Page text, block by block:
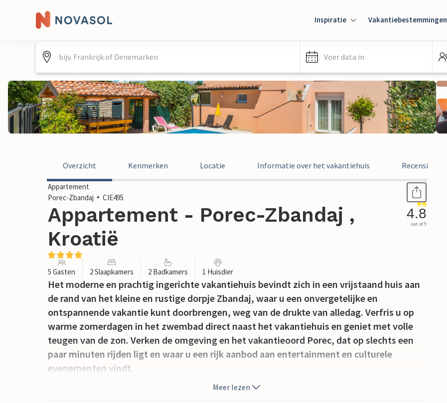
Inspiratie Vakantiebestemmingen
Voer data in
Overzicht Kenmerken Locatie Informatie over het vakantiehuis Recensies
Appartement
Porec-Zbandaj
CIE495
Appartement - Porec-Zbandaj ,
Kroatië
4.8
out of 5
5 Gasten 2 Slaapkamers 2 Badkamers 1 Huisdier
Het moderne en prachtig ingerichte vakantiehuis bevindt zich in een vrijstaand huis aan
de rand van het kleine en rustige dorpje Zbandaj, waar u een onvergetelijke en
ontspannende vakantie kunt doorbrengen, weg van de drukte van alledag. Verfris u op
warme zomerdagen in het zwembad direct naast het vakantiehuis en geniet met volle
teugen van de zon. Verken de omgeving en het vakantieoord Porec, dat op slechts een
paar minuten rijden ligt en waar u een rijk aanbod aan entertainment en culturele
evenementen vindt.
Meer lezen